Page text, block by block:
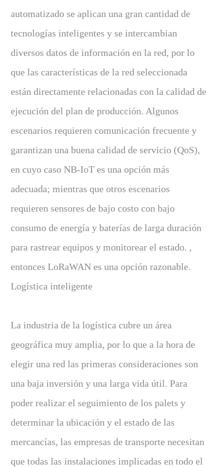
automatizado se aplican una gran cantidad de
tecnologías inteligentes y se intercambian
diversos datos de información en la red, por lo
que las características de la red seleccionada
están directamente relacionadas con la calidad de
ejecución del plan de producción. Algunos
escenarios requieren comunicación frecuente y
garantizan una buena calidad de servicio (QoS),
en cuyo caso NB-IoT es una opción más
adecuada; mientras que otros escenarios
requieren sensores de bajo costo con bajo
consumo de energía y baterías de larga duración
para rastrear equipos y monitorear el estado. ,
entonces LoRaWAN es una opción razonable.
Logística inteligente
La industria de la logística cubre un área
geográfica muy amplia, por lo que a la hora de
elegir una red las primeras consideraciones son
una baja inversión y una larga vida útil. Para
poder realizar el seguimiento de los palets y
determinar la ubicación y el estado de las
mercancías, las empresas de transporte necesitan
que todas las instalaciones implicadas en todo el